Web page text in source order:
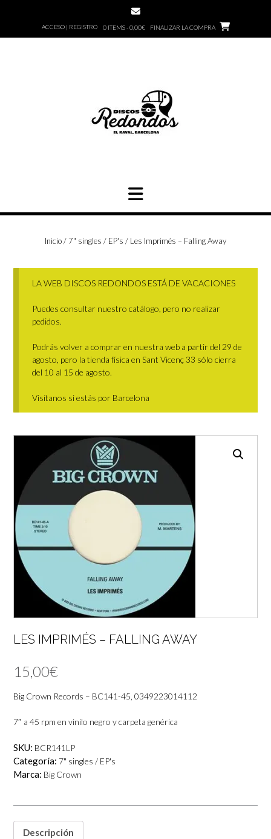
ACCESO | REGISTRO 0 ITEMS - 0,00€ FINALIZAR LA COMPRA
Inicio/ 7" singles / EP's / Les Imprimés – Falling Away
LA WEB DISCOS REDONDOS ESTÁ DE VACACIONES
Puedes consultar nuestro catálogo, pero no realizar
pedidos.
Podrás volver a comprar en nuestra web a partir del 29 de
agosto, pero la tienda física en Sant Vicenç 33 sólo cierra
del 10 al 15 de agosto.
Visítanos si estás por Barcelona
LES IMPRIMÉS – FALLING AWAY
15,00€
Big Crown Records – BC141-45, 0349223014112
7″ a 45 rpm en vinilo negro y carpeta genérica
SKU: BCR141LP
Categoría: 7" singles / EP's
Marca: Big Crown
Descripción